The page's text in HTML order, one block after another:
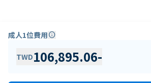
成人1位費用info
TWD106,895.06-